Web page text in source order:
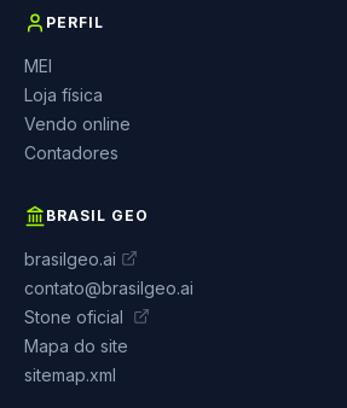
PERFIL
MEI
Loja física
Vendo online
Contadores
BRASIL GEO
brasilgeo.ai
contato@brasilgeo.ai
Stone oficial
Mapa do site
sitemap.xml